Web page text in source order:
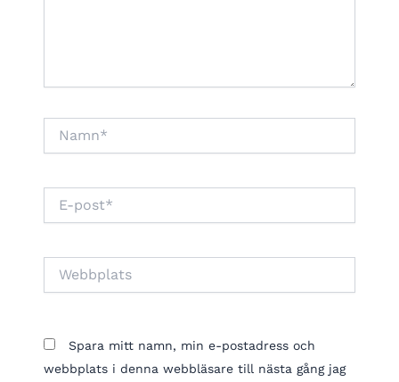
post*
Spara mitt namn, min e-postadress och
webbplats i denna webbläsare till nästa gång jag